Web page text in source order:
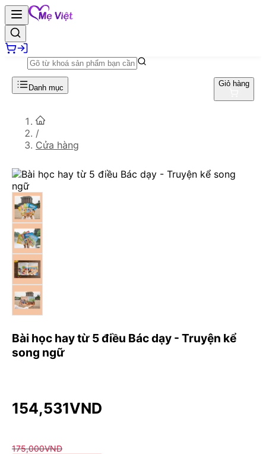
Danh mục Giỏ hàng
/
Cửa hàng
Bài học hay từ 5 điều Bác dạy - Truyện kể
song ngữ
154,531VND
175,000VND